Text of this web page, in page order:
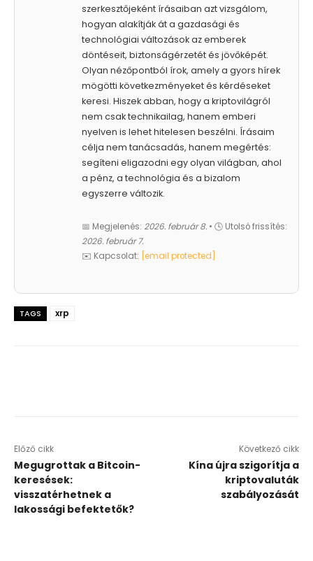
szerkesztőjeként írásaiban azt vizsgálom,
hogyan alakítják át a gazdasági és
technológiai változások az emberek
döntéseit, biztonságérzetét és jövőképét.
Olyan nézőpontból írok, amely a gyors hírek
mögötti következményeket és kérdéseket
keresi. Hiszek abban, hogy a kriptovilágról
nem csak technikailag, hanem emberi
nyelven is lehet hitelesen beszélni. Írásaim
célja nem tanácsadás, hanem megértés:
segíteni eligazodni egy olyan világban, ahol
a pénz, a technológia és a bizalom
egyszerre változik.
📅 Megjelenés: 2026. február 8. • 🕓 Utolsó frissítés:
2026. február 7.
✉️ Kapcsolat:
[email protected]
TAGS xrp
Előző cikk
Megugrottak a Bitcoin-
keresések:
visszatérhetnek a
lakossági befektetők?
Következő cikk
Kína újra szigorítja a
kriptovaluták
szabályozását